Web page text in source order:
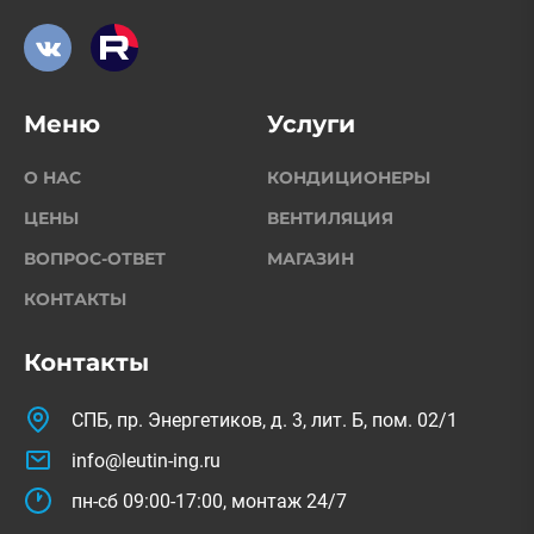
Контакты
СПБ, пр. Энергетиков, д. 3, лит. Б, пом. 02/1
info@leutin-ing.ru
пн-сб 09:00-17:00, монтаж 24/7
Меню
О НАС
ЦЕНЫ
ВОПРОС-ОТВЕТ
КОНТАКТЫ
Услуги
КОНДИЦИОНЕРЫ
ВЕНТИЛЯЦИЯ
МАГАЗИН